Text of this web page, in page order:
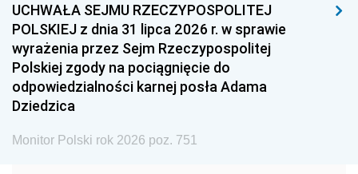
1996 1995 1994
1993 1992 1991
1990 1989
1987 1986 1985
UCHWAŁA SEJMU RZECZYPOSPOLITEJ
POLSKIEJ z dnia 31 lipca 2026 r. w sprawie
wyrażenia przez Sejm Rzeczypospolitej
Polskiej zgody na pociągnięcie do
odpowiedzialności karnej posła Adama
Dziedzica
Monitor Polski rok 2026 poz. 751